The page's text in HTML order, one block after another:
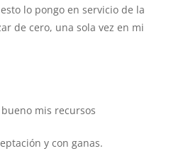
lo pongo en servicio de la
de cero, una sola vez en mi
mis recursos
y con ganas.